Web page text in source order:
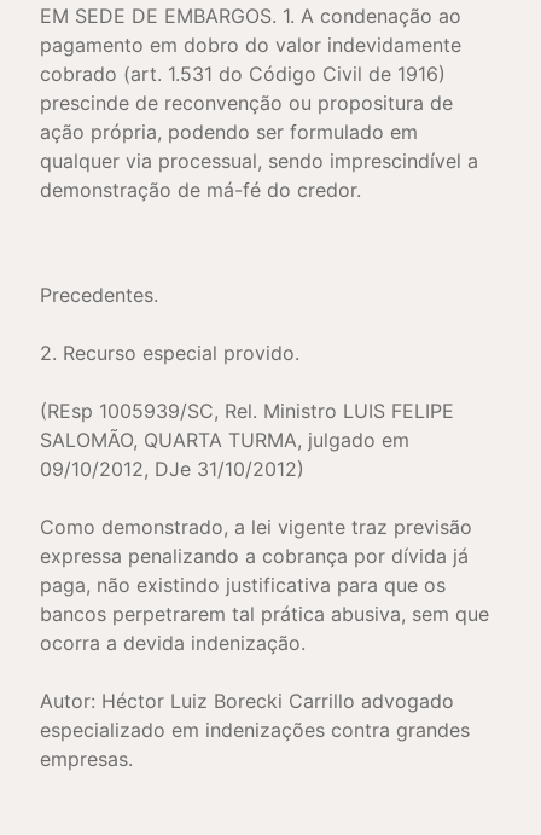
EM SEDE DE EMBARGOS. 1. A condenação ao
pagamento em dobro do valor indevidamente
cobrado (art. 1.531 do Código Civil de 1916)
prescinde de reconvenção ou propositura de
ação própria, podendo ser formulado em
qualquer via processual, sendo imprescindível a
demonstração de má-fé do credor.
Precedentes.
2. Recurso especial provido.
(REsp 1005939/SC, Rel. Ministro LUIS FELIPE
SALOMÃO, QUARTA TURMA, julgado em
09/10/2012, DJe 31/10/2012)
Como demonstrado, a lei vigente traz previsão
expressa penalizando a cobrança por dívida já
paga, não existindo justificativa para que os
bancos perpetrarem tal prática abusiva, sem que
ocorra a devida indenização.
Autor: Héctor Luiz Borecki Carrillo advogado
especializado em indenizações contra grandes
empresas.